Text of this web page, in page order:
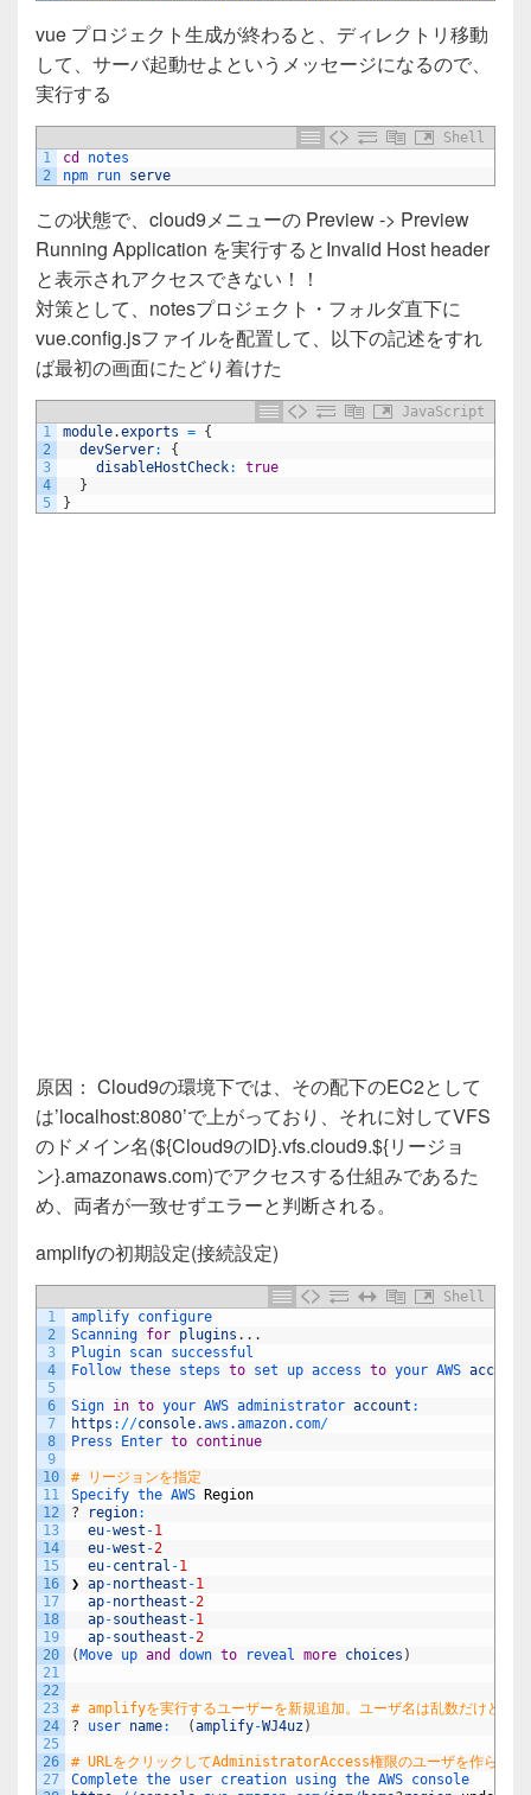
vue プロジェクト生成が終わると、ディレクトリ移動
して、サーバ起動せよというメッセージになるので、
実行する
Shell
1
2
cd
notes
npm
run serve
この状態で、cloud9メニューの Preview -> Preview
Running Application を実行するとInvalid Host header
と表示されアクセスできない！！
対策として、notesプロジェクト・フォルダ直下に
vue.config.jsファイルを配置して、以下の記述をすれ
ば最初の画面にたどり着けた
JavaScript
1
2
3
4
5
module.exports = {
devServer:
{
disableHostCheck:
true
}
}
原因： Cloud9の環境下では、その配下のEC2として
は’localhost:8080’で上がっており、それに対してVFS
のドメイン名(${Cloud9のID}.vfs.cloud9.${リージョ
ン}.amazonaws.com)でアクセスする仕組みであるた
め、両者が一致せずエラーと判断される。
amplifyの初期設定(接続設定)
Shell
1
2
3
4
5
6
7
8
9
10
11
12
13
14
15
16
17
18
19
20
21
22
23
24
25
26
27
amplify configure
Scanning for plugins . . .
Plugin scan successful
Follow these steps to set up access to your AWS account
Sign in to your AWS administrator account :
https : //console.aws .amazon.com/
Press Enter to continue
# リージョンを指定
Specify the AWS Region
?
region:
eu-west -1
eu-west -2
eu-central -1
❯ ap-northeast -1
ap-northeast -2
ap-southeast -1
ap-southeast -2
(Move up and down to reveal more choices )
# amplifyを実行するユーザーを新規追加。ユーザ名は乱数だけど自
?
user name: (amplify-WJ4uz)
# URLをクリックしてAdministratorAccess権限のユーザを作らされ
Complete the user creation using the AWS console